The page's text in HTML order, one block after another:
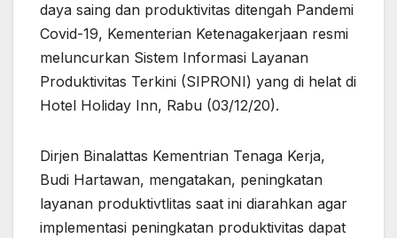
daya saing dan produktivitas ditengah Pandemi
Covid-19, Kementerian Ketenagakerjaan resmi
meluncurkan Sistem Informasi Layanan
Produktivitas Terkini (SIPRONI) yang di helat di
Hotel Holiday Inn, Rabu (03/12/20).
Dirjen Binalattas Kementrian Tenaga Kerja,
Budi Hartawan, mengatakan, peningkatan
layanan produktivtlitas saat ini diarahkan agar
implementasi peningkatan produktivitas dapat